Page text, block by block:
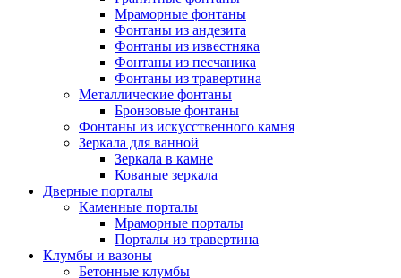
Мраморные фонтаны
Фонтаны из андезита
Фонтаны из известняка
Фонтаны из песчаника
Фонтаны из травертина
Металлические фонтаны
Бронзовые фонтаны
Фонтаны из искусственного камня
Зеркала для ванной
Зеркала в камне
Кованые зеркала
Дверные порталы
Каменные порталы
Мраморные порталы
Порталы из травертина
Клумбы и вазоны
Бетонные клумбы